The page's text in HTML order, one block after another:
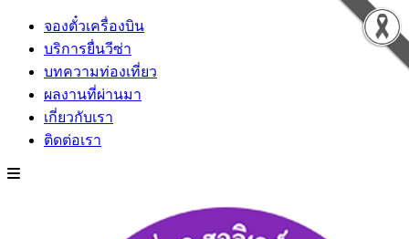
จองตั๋วเครื่องบิน
บริการยื่นวีซ่า
บทความท่องเที่ยว
ผลงานที่ผ่านมา
เกี่ยวกับเรา
ติดต่อเรา